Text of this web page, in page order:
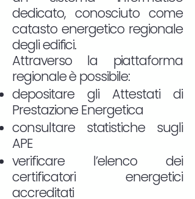
dedicato, conosciuto come
catasto energetico regionale
degli edifici.
Attraverso la piattaforma
regionale è possibile:
depositare gli Attestati di
Prestazione Energetica
consultare statistiche sugli
APE
verificare l’elenco dei
certificatori energetici
accreditati